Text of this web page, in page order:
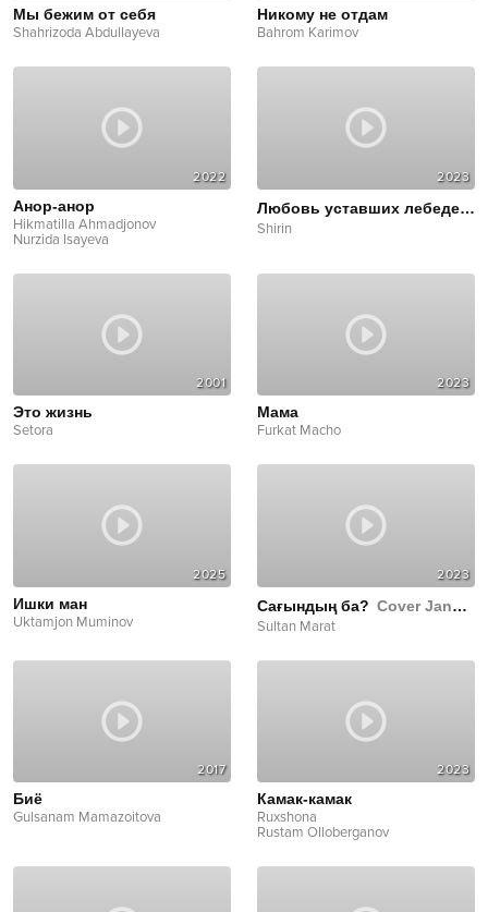
Мы бежим от себя
Shahrizoda Abdullayeva
Никому не отдам
Bahrom Karimov
2022
Анор-анор
Hikmatilla Ahmadjonov
Nurzida Isayeva
2023
Любовь уставших лебедей
Shirin
2001
Это жизнь
Setora
2023
Мама
Furkat Macho
2025
Ишки ман
Uktamjon Muminov
2023
Сағындың ба? Cover Janob Rasul
Sultan Marat
2017
Биё
Gulsanam Mamazoitova
2023
Камак-камак
Ruxshona
Rustam Olloberganov